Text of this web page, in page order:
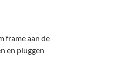
frame aan de
en pluggen